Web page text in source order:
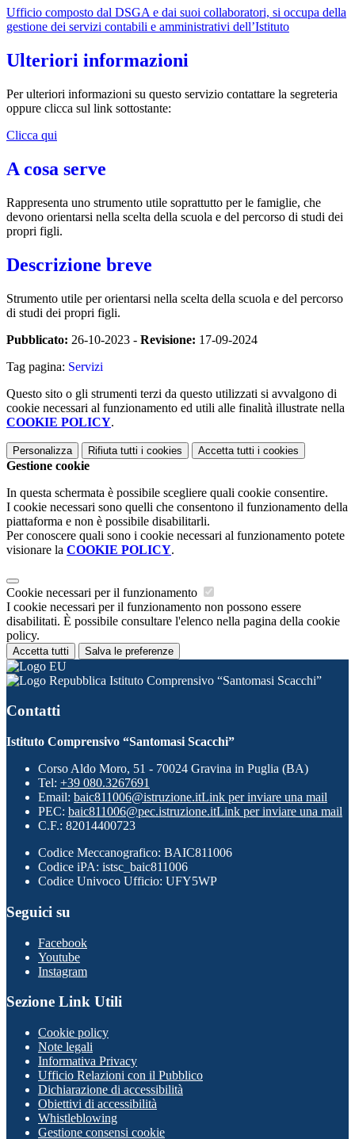
Ufficio composto dal DSGA e dai suoi collaboratori, si occupa della
gestione dei servizi contabili e amministrativi dell’Istituto
Ulteriori informazioni
Per ulteriori informazioni su questo servizio contattare la segreteria
oppure clicca sul link sottostante:
Clicca qui
A cosa serve
Rappresenta uno strumento utile soprattutto per le famiglie, che
devono orientarsi nella scelta della scuola e del percorso di studi dei
propri figli.
Descrizione breve
Strumento utile per orientarsi nella scelta della scuola e del percorso
di studi dei propri figli.
Pubblicato: 26-10-2023 - Revisione: 17-09-2024
Tag pagina: Servizi
Questo sito o gli strumenti terzi da questo utilizzati si avvalgono di
cookie necessari al funzionamento ed utili alle finalità illustrate nella
COOKIE POLICY.
Personalizza Rifiuta tutti i cookies Accetta tutti i cookies
Gestione cookie
In questa schermata è possibile scegliere quali cookie consentire.
I cookie necessari sono quelli che consentono il funzionamento della
piattaforma e non è possibile disabilitarli.
Per conoscere quali sono i cookie necessari al funzionamento potete
visionare la COOKIE POLICY.
Cookie necessari per il funzionamento
I cookie necessari per il funzionamento non possono essere
disabilitati. È possibile consultare l'elenco nella pagina della cookie
policy.
Accetta tutti Salva le preferenze
Istituto Comprensivo “Santomasi Scacchi”
Contatti
Istituto Comprensivo “Santomasi Scacchi”
Corso Aldo Moro, 51 - 70024 Gravina in Puglia (BA)
Tel: +39 080.3267691
Email: baic811006@istruzione.itLink per inviare una mail
PEC: baic811006@pec.istruzione.itLink per inviare una mail
C.F.: 82014400723
Codice Meccanografico: BAIC811006
Codice iPA: istsc_baic811006
Codice Univoco Ufficio: UFY5WP
Seguici su
Facebook
Youtube
Instagram
Sezione Link Utili
Cookie policy
Note legali
Informativa Privacy
Ufficio Relazioni con il Pubblico
Dichiarazione di accessibilità
Obiettivi di accessibilità
Whistleblowing
Gestione consensi cookie